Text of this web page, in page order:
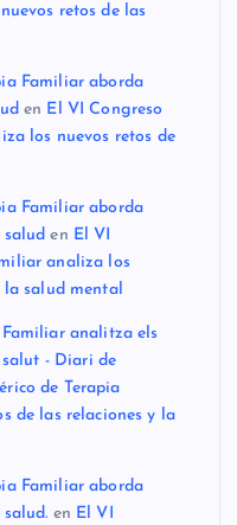
retos de las
Familiar aborda
en El VI Congreso
los nuevos retos de
Familiar aborda
salud en El VI
analiza los
la salud mental
analitza els
salut - Diari de
de Terapia
de las relaciones y la
Familiar aborda
en El VI